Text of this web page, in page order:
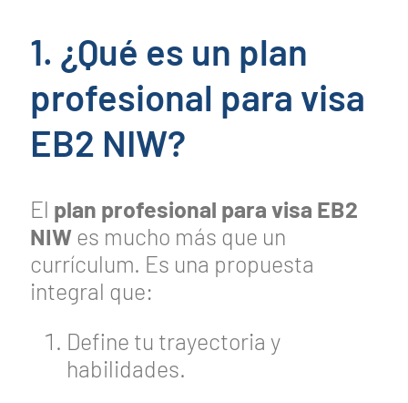
1. ¿Qué es un plan
profesional para visa
EB2 NIW?
El plan profesional para visa EB2
NIW es mucho más que un
currículum. Es una propuesta
integral que:
Define tu trayectoria y
habilidades.